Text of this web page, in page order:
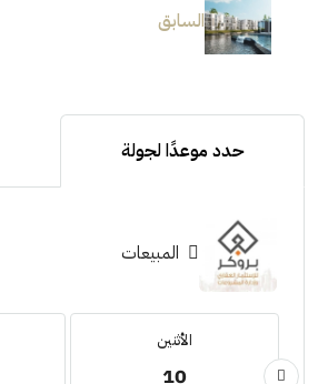
السابق
حدد موعدًا لجولة
المبيعات
الأثنين
10